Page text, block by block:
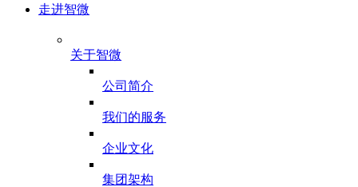
走进智微
关于智微
公司简介
我们的服务
企业文化
集团架构